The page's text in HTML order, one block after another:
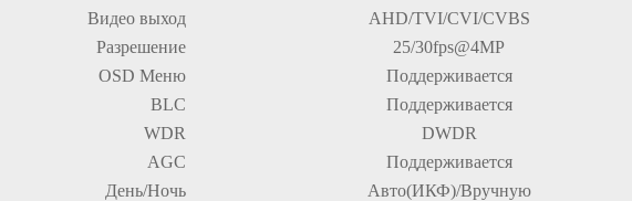
Видео выход
AHD/TVI/CVI/CVBS
Разрешение
25/30fps@4MP
OSD Меню
Поддерживается
BLC
Поддерживается
WDR
DWDR
AGC
Поддерживается
День/Ночь
Авто(ИКФ)/Вручную